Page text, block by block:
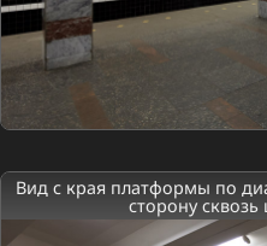
Вид с края платформы по
сторону